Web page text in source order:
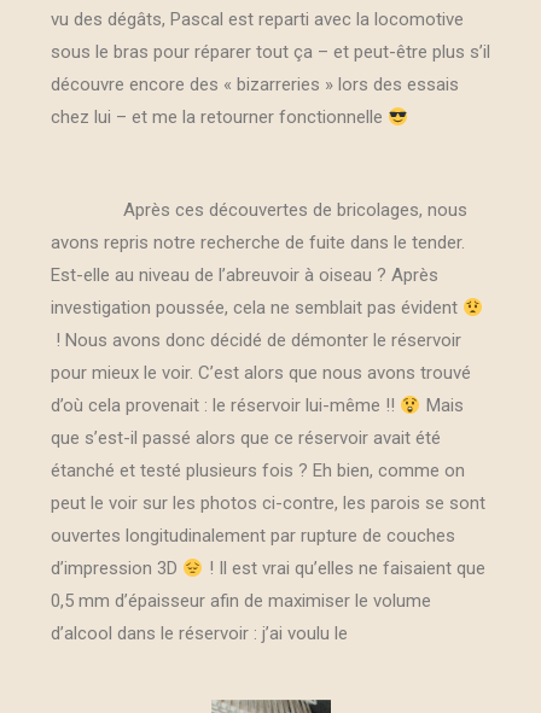
vu des dégâts, Pascal est reparti avec la locomotive
sous le bras pour réparer tout ça – et peut-être plus s’il
découvre encore des « bizarreries » lors des essais
chez lui – et me la retourner fonctionnelle
Après ces découvertes de bricolages, nous
avons repris notre recherche de fuite dans le tender.
Est-elle au niveau de l’abreuvoir à oiseau ? Après
investigation poussée, cela ne semblait pas évident
! Nous avons donc décidé de démonter le réservoir
pour mieux le voir. C’est alors que nous avons trouvé
d’où cela provenait : le réservoir lui-même !!
Mais
que s’est-il passé alors que ce réservoir avait été
étanché et testé plusieurs fois ? Eh bien, comme on
peut le voir sur les photos ci-contre, les parois se sont
ouvertes longitudinalement par rupture de couches
d’impression 3D
! Il est vrai qu’elles ne faisaient que
0,5 mm d’épaisseur afin de maximiser le volume
d’alcool dans le réservoir : j’ai voulu le